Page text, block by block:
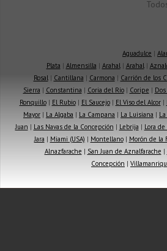
Aguadulce |
Plata | Almensilla | Arahal| Arahal|
Rosal| Cantillana | Carmona | Carrión de los
Sierra | Constantina | Coria del Río| Coripe |
Ronquillo| El Rubio| El Saucejo| El Viso del Alcor|
Mayor | La Algaba | La Campana | La Luisiana |
Juan | Las Navas de la Concepción | Lebrija | Lora
Jara | Miami (USA) | Montellano| Morón de la
Alnazfarache | San Juan de Aznalfarache |
Concepción |